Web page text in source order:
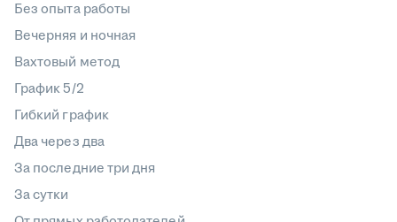
Без опыта работы
Вечерняя и ночная
Вахтовый метод
График 5/2
Гибкий график
Два через два
За последние три дня
За сутки